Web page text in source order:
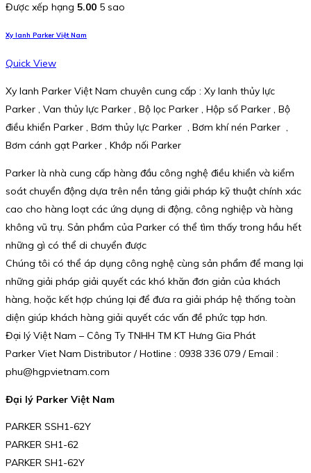
Được xếp hạng 5.00 5 sao
Xy lanh Parker Việt Nam
Quick View
Xy lanh Parker Việt Nam chuyên cung cấp : Xy lanh thủy lực
Parker , Van thủy lực Parker , Bộ lọc Parker , Hộp số Parker , Bộ
điều khiển Parker , Bơm thủy lực Parker , Bơm khí nén Parker ,
Bơm cánh gạt Parker , Khớp nối Parker
Parker là nhà cung cấp hàng đầu công nghệ điều khiển và kiểm
soát chuyển động dựa trên nền tảng giải pháp kỹ thuật chính xác
cao cho hàng loạt các ứng dụng di động, công nghiệp và hàng
không vũ trụ. Sản phẩm của Parker có thể tìm thấy trong hầu hết
những gì có thể di chuyển được
Chúng tôi có thể áp dụng công nghệ cùng sản phẩm để mang lại
những giải pháp giải quyết các khó khăn đơn giản của khách
hàng, hoặc kết hợp chúng lại để đưa ra giải pháp hệ thống toàn
diện giúp khách hàng giải quyết các vấn đề phức tạp hơn.
Đại lý Việt Nam – Công Ty TNHH TM KT Hưng Gia Phát
Parker Viet Nam Distributor / Hotline : 0938 336 079 / Email :
phu@hgpvietnam.com
Đại lý Parker Việt Nam
PARKER SSH1-62Y
PARKER SH1-62
PARKER SH1-62Y